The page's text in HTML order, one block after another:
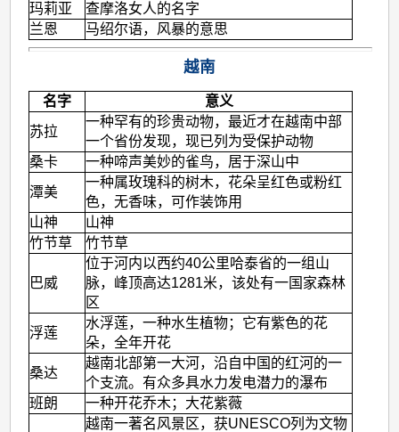
玛莉亚
查摩洛女人的名字
兰恩
马绍尔语，风暴的意思
越南
名字
意义
苏拉
一种罕有的珍贵动物，最近才在越南中部
一个省份发现，现已列为受保护动物
桑卡
一种啼声美妙的雀鸟，居于深山中
潭美
一种属玫瑰科的树木，花朵呈红色或粉红
色，无香味，可作装饰用
山神
山神
竹节草
竹节草
巴威
位于河内以西约40公里哈泰省的一组山
脉，峰顶高达1281米，该处有一国家森林
区
浮莲
水浮莲，一种水生植物；它有紫色的花
朵，全年开花
桑达
越南北部第一大河，沿自中国的红河的一
个支流。有众多具水力发电潜力的瀑布
班朗
一种开花乔木；大花紫薇
越南一著名风景区，获UNESCO列为文物